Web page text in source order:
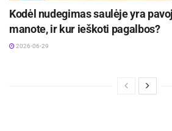
Kodėl nudegimas saulėje yra
manote, ir kur ieškoti pagalbos?
2026-06-29